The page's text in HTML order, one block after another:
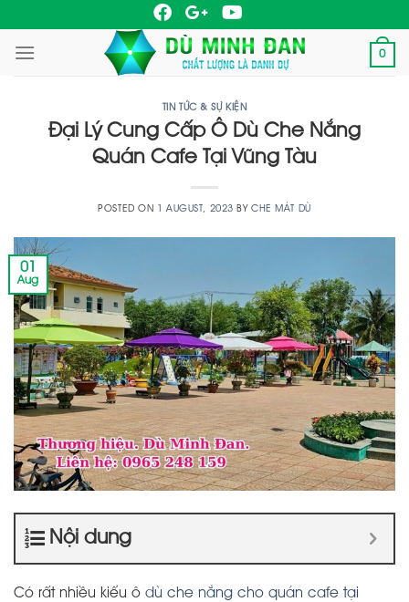
to
content
0
TIN TỨC & SỰ KIỆN
Đại Lý Cung Cấp Ô Dù Che Nắng
Quán Cafe Tại Vũng Tàu
POSTED ON 1 AUGUST, 2023 BYCHE MÁT DÙ
01
Aug
Nội dung
Có rất nhiều kiểu ô dù che nắng cho quán cafe tại